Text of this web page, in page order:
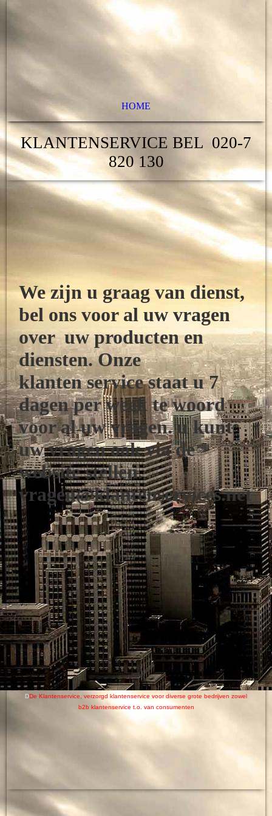
HOME
KLANTENSERVICE BEL 020-7
820 130
We zijn u graag van dienst,
bel ons voor al uw vragen
over uwproductenen
diensten. Onze
klantenservicestaat u 7
dagen per week te woord
voor al uw vragen. u kunt
uw vragen ook via de
website stellen.
vragen@klantenservices.net
DDe Klantenservice, verzorgd klantenservice voor diverse grote bedrijven zowel
b2b klantenservice t.o. van consumenten